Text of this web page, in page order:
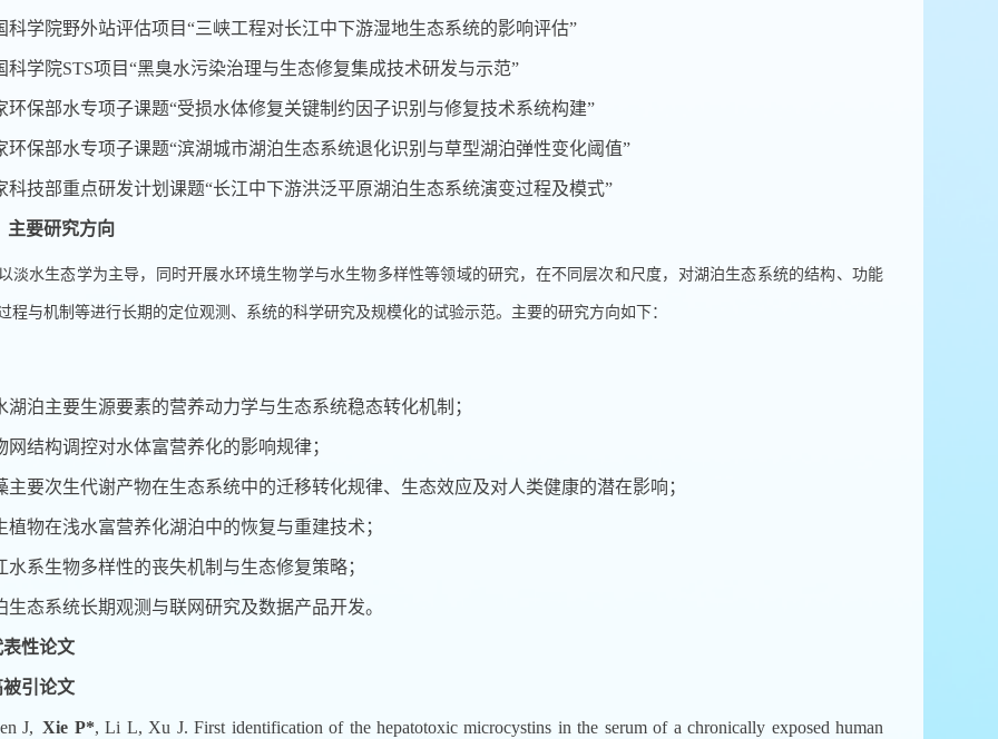
科学院野外站评估项目“三峡工程对长江中下游湿地生态系统的影响评估”
科学院STS项目“黑臭水污染治理与生态修复集成技术研发与示范”
环保部水专项子课题“受损水体修复关键制约因子识别与修复技术系统构建”
环保部水专项子课题“滨湖城市湖泊生态系统退化识别与草型湖泊弹性变化阈值”
科技部重点研发计划课题“长江中下游洪泛平原湖泊生态系统演变过程及模式”
主要研究方向
淡水生态学为主导，同时开展水环境生物学与水生物多样性等领域的研究，在不同层次和尺度，对湖泊生态系统的结构、功能
程与机制等进行长期的定位观测、系统的科学研究及规模化的试验示范。主要的研究方向如下：
湖泊主要生源要素的营养动力学与生态系统稳态转化机制；
网结构调控对水体富营养化的影响规律；
主要次生代谢产物在生态系统中的迁移转化规律、生态效应及对人类健康的潜在影响；
植物在浅水富营养化湖泊中的恢复与重建技术；
水系生物多样性的丧失机制与生态修复策略；
生态系统长期观测与联网研究及数据产品开发。
表性论文
被引论文
J,Xie P*, Li L, Xu J. First identification of the hepatotoxic microcystins in the serum of a chronically exposed human